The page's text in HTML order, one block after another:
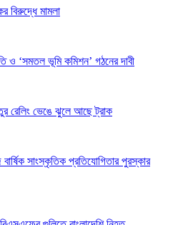
বিরুদ্ধে মামলা
ও ‘সমতল ভূমি কমিশন’ গঠনের দাবী
রেলিং ভেঙে ঝুলে আছে ট্রাক
সাংস্কৃতিক প্রতিযোগিতার পুরস্কার